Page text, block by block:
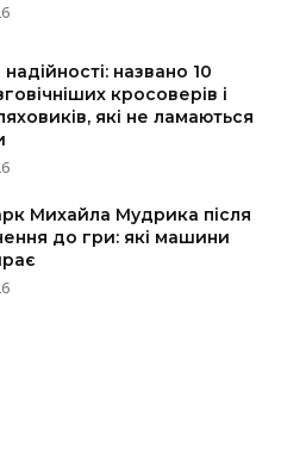
названо 10
кросоверів і
які не ламаються
Михайла Мудрика після
до гри: які машини